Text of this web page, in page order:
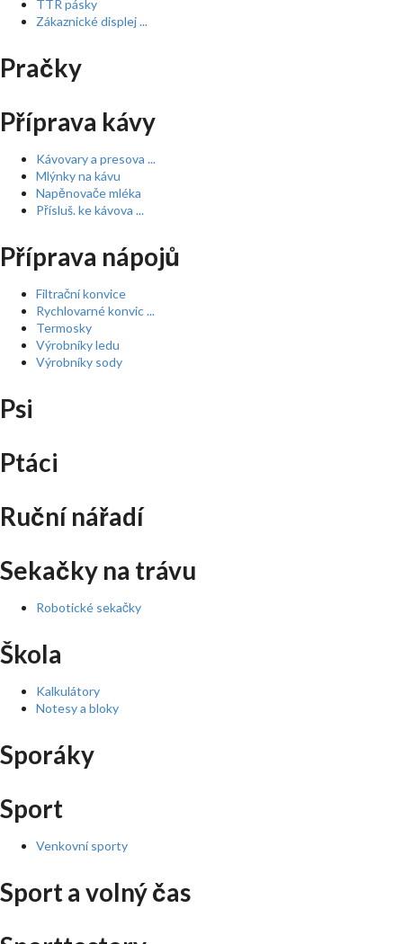
TTR pásky
Zákaznické displej ...
Pračky
Příprava kávy
Kávovary a presova ...
Mlýnky na kávu
Napěnovače mléka
Přísluš. ke kávova ...
Příprava nápojů
Filtrační konvice
Rychlovarné konvic ...
Termosky
Výrobníky ledu
Výrobníky sody
Psi
Ptáci
Ruční nářadí
Sekačky na trávu
Robotické sekačky
Škola
Kalkulátory
Notesy a bloky
Sporáky
Sport
Venkovní sporty
Sport a volný čas